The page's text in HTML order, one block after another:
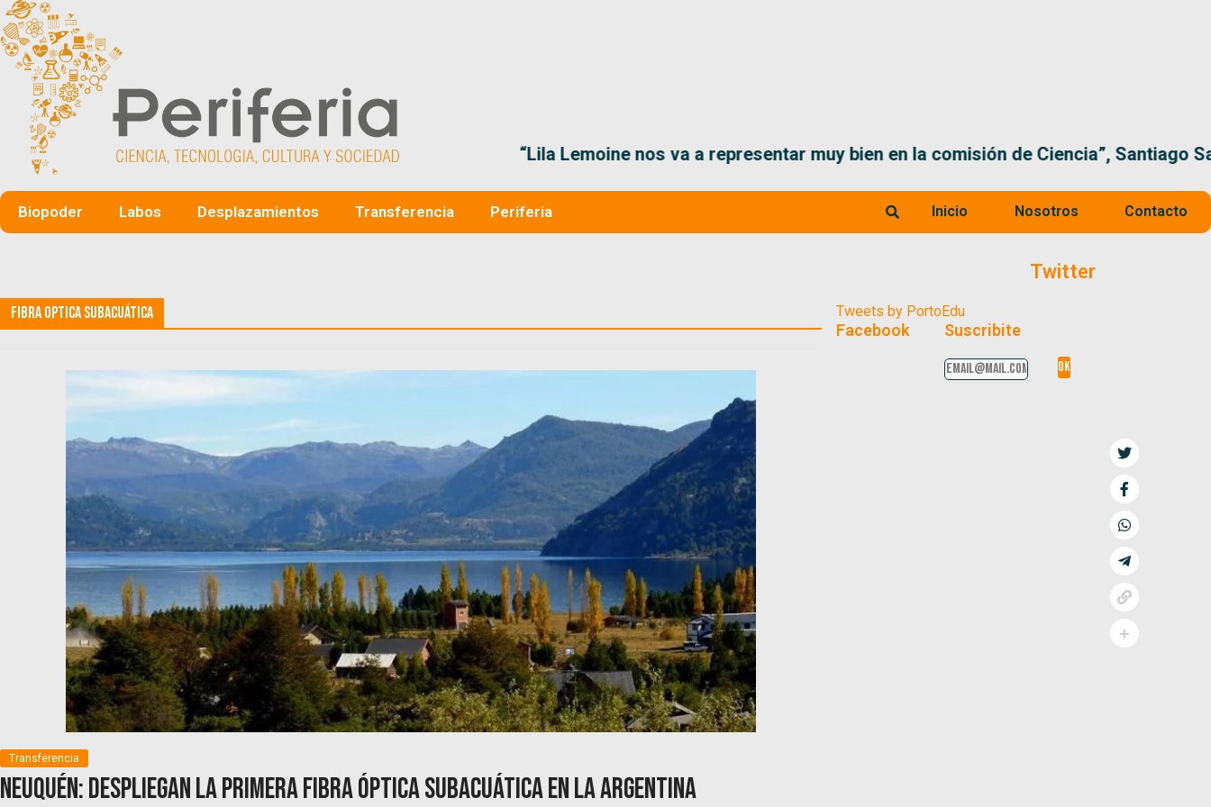
“Lila Lemoine nos va a representar muy bien en la comisión de Ciencia”, Santiago Santurio
Biopoder Labos Desplazamientos Transferencia Periferia Inicio Nosotros Contacto
Fibra Optica subacuática
Transferencia
Neuquén: Despliegan la primera fibra óptica subacuática en la Argentina
Twitter
Tweets by PortoEdu
Facebook Suscribite